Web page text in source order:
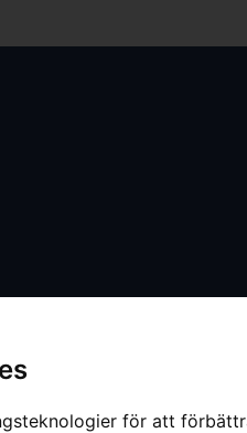
för att